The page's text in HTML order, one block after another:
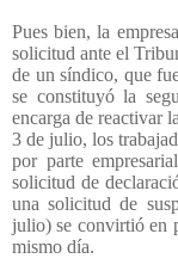
Pues bien, la
solicitud ante el
de un síndico, que
se constituyó la
encarga de reactivar
3 de julio, los
por parte
solicitud de
una solicitud de
julio) se convirtió en
mismo día.